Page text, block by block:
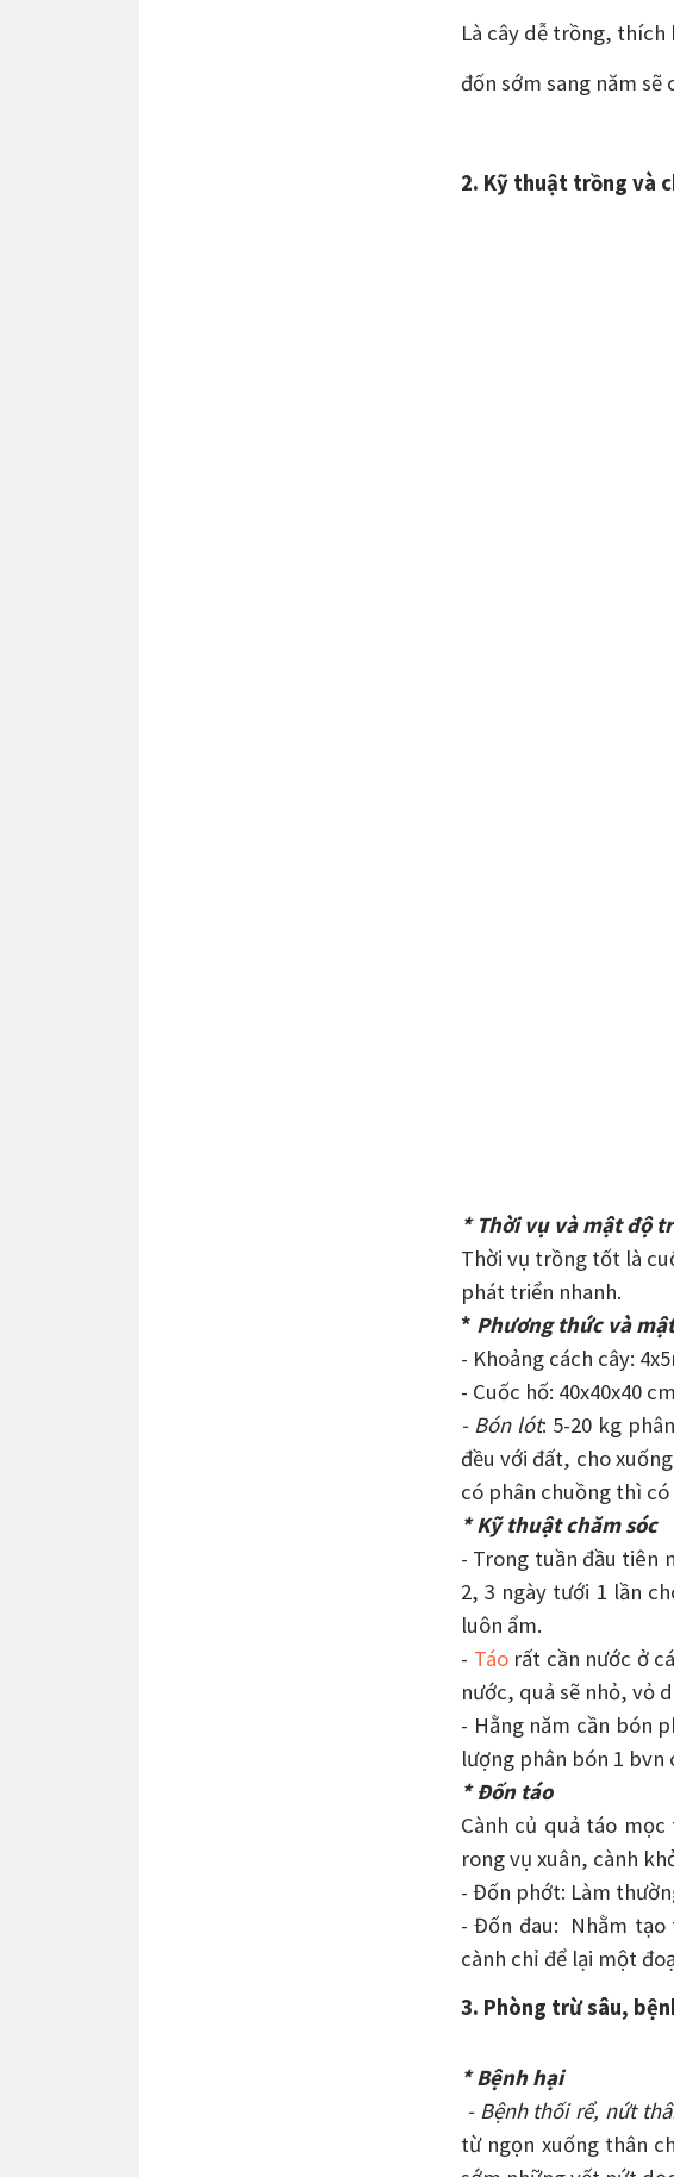
Là cây dễ trồng, thích
đốn sớm sang năm sẽ
2. Kỹ thuật trồng và
* Thời vụ và mật độ
Thời vụ trồng tốt là
phát triển nhanh.
* Phương thức và
- Khoảng cách cây:
- Cuốc hố: 40x40x40
- Bón lót: 5-20 kg
đều với đất, cho
có phân chuồng thì
* Kỹ thuật chăm sóc
- Trong tuần đầu tiên
2, 3 ngày tưới 1 lần
luôn ẩm.
- Táorất cần nước ở
nước, quả sẽ nhỏ, vỏ
- Hằng năm cần bón
lượng phân bón 1 bvn
* Đốn táo
Cành củ quả táo
rong vụ xuân, cành
- Đốn phớt: Làm
- Đốn đau: Nhằm tạo
cành chỉ để lại một
3. Phòng trừ sâu,
* Bệnh hại
- Bệnh thối rể, nứt
từ ngọn xuống thân